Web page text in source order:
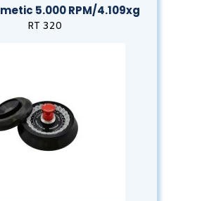
5.000 RPM/4.109xg
RT 320